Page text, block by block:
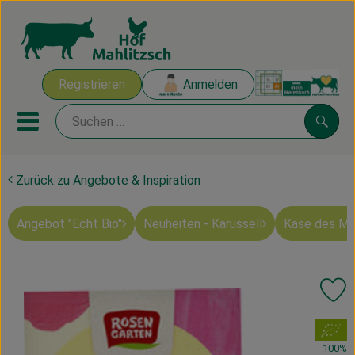
Registrieren Anmelden
Mobiles Menu öffnen oder
Ökokisten
Mahlitzscher Produkte
Obst & Gemüse
Zurück zu Angebote & Inspiration
Angebot "Echt Bio" Neuheiten - Karussell Käse des
, Verband:
100%